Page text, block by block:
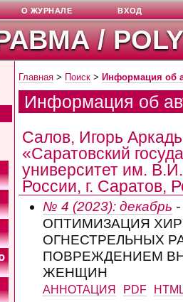
/
О ЖУРНАЛЕ ВХОД
Главная > Поиск > Информация об
Информация об
Салов, Игорь
«Саратовский
университет им.
России, г. Саратов,
№ 4 (2023): декабрь
ОПТИМИЗАЦИЯ
ОГНЕСТРЕЛЬНЫХ
ПОВРЕЖДЕНИЕМ
ЖЕНЩИН
АННОТАЦИЯ PDF